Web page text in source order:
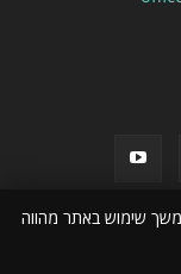
שימוש באתר מהווה